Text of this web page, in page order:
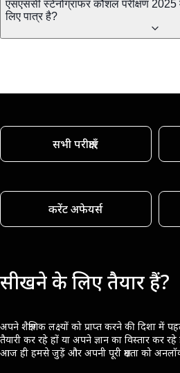
एसएससी स्टेनोग्राफर कौशल परीक्षण
लिए पात्र है?
सभी परीक्षाएँ
करेंट अफेयर्स
सीखने के लिए तैयार हैं?
अपने शैक्षणिक लक्ष्यों को प्राप्त करने की दिशा में
तैयारी कर रहे हों या अपने ज्ञान का विस्तार
आज ही हमसे जुड़ें और अपनी पूरी क्षमता को